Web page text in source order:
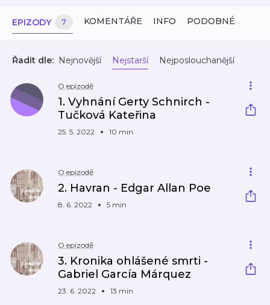
EPIZODY 7 KOMENTÁŘE INFO PODOBNÉ
Řadit dle: Nejnovější Nejstarší Nejposlouchanější
O epizodě
1. Vyhnání Gerty Schnirch -
Tučková Kateřina
25. 5. 2022 10 min
O epizodě
2. Havran - Edgar Allan Poe
8. 6. 2022 5 min
O epizodě
3. Kronika ohlášené smrti -
Gabriel García Márquez
23. 6. 2022 13 min